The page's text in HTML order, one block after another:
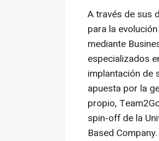
A través de sus
para la
mediante
especializados
implantación de
apuesta por la
propio,
spin-off de la
Based Company.